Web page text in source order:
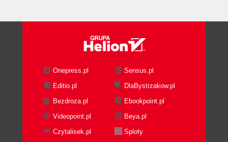
Onepress.pl
Sensus.pl
Editio.pl
DlaBystrzakow.pl
Bezdroza.pl
Ebookpoint.pl
Videopoint.pl
Beya.pl
Czytalisek.pl
Sploty